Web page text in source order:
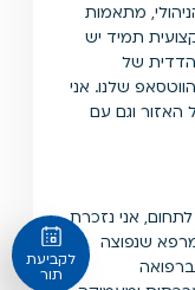
לקביעת
תור
מתאמות
תמיד יש
הדדית של
שלנו. אני
האזור וגם עם
אני נזכרת
שנפוצה